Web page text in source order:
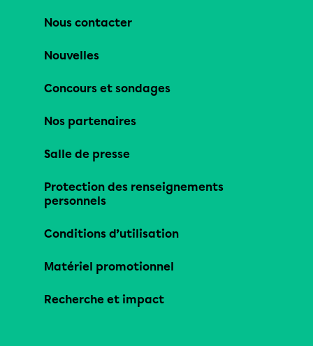
Nous contacter
Nouvelles
Concours et sondages
Nos partenaires
Salle de presse
Protection des renseignements
personnels
Conditions d’utilisation
Matériel promotionnel
Recherche et impact